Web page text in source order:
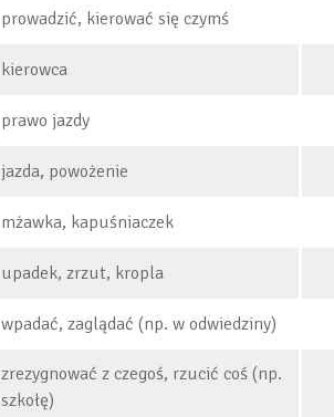
prowadzić, kierować się czymś
kierowca
prawo jazdy
jazda, powożenie
mżawka, kapuśniaczek
upadek, zrzut, kropla
wpadać, zaglądać (np. w odwiedziny)
zrezygnować z czegoś, rzucić coś (np.
szkołę)